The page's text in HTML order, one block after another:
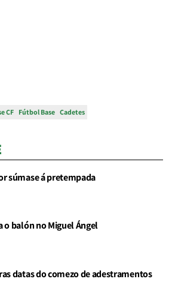
CF Fútbol Base Cadetes
súmase á pretempada
o balón no Miguel Ángel
datas do comezo de adestramentos